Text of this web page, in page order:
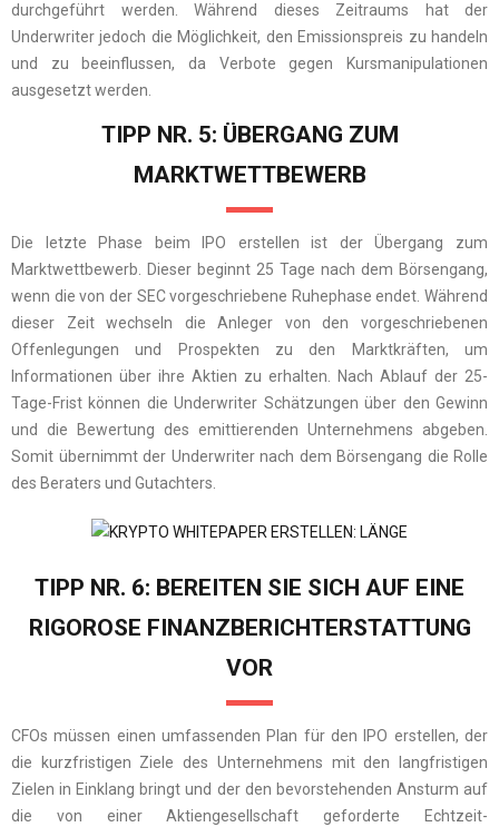
durchgeführt werden. Während dieses Zeitraums hat der
Underwriter jedoch die Möglichkeit, den Emissionspreis zu handeln
und zu beeinflussen, da Verbote gegen Kursmanipulationen
ausgesetzt werden.
TIPP NR. 5: ÜBERGANG ZUM
MARKTWETTBEWERB
Die letzte Phase beim IPO erstellen ist der Übergang zum
Marktwettbewerb. Dieser beginnt 25 Tage nach dem Börsengang,
wenn die von der SEC vorgeschriebene Ruhephase endet. Während
dieser Zeit wechseln die Anleger von den vorgeschriebenen
Offenlegungen und Prospekten zu den Marktkräften, um
Informationen über ihre Aktien zu erhalten. Nach Ablauf der 25-
Tage-Frist können die Underwriter Schätzungen über den Gewinn
und die Bewertung des emittierenden Unternehmens abgeben.
Somit übernimmt der Underwriter nach dem Börsengang die Rolle
des Beraters und Gutachters.
TIPP NR. 6: BEREITEN SIE SICH AUF EINE
RIGOROSE FINANZBERICHTERSTATTUNG
VOR
CFOs müssen einen umfassenden Plan für den IPO erstellen, der
die kurzfristigen Ziele des Unternehmens mit den langfristigen
Zielen in Einklang bringt und der den bevorstehenden Ansturm auf
die von einer Aktiengesellschaft geforderte Echtzeit-